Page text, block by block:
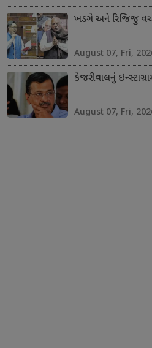
ખડગે અને રિજિજુ
August 07, Fri,
કેજરીવાલનું
August 07, Fri,